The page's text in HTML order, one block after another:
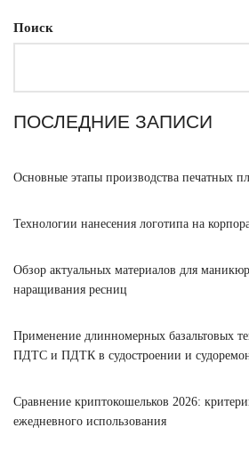
Поиск
ПОСЛЕДНИЕ ЗАПИСИ
Основные этапы производства печатных
Технологии нанесения логотипа на
Обзор актуальных материалов для
наращивания ресниц
Применение длинномерных базальтовых
ПДТС и ПДТК в судостроении и
Сравнение криптокошельков 2026:
ежедневного использования